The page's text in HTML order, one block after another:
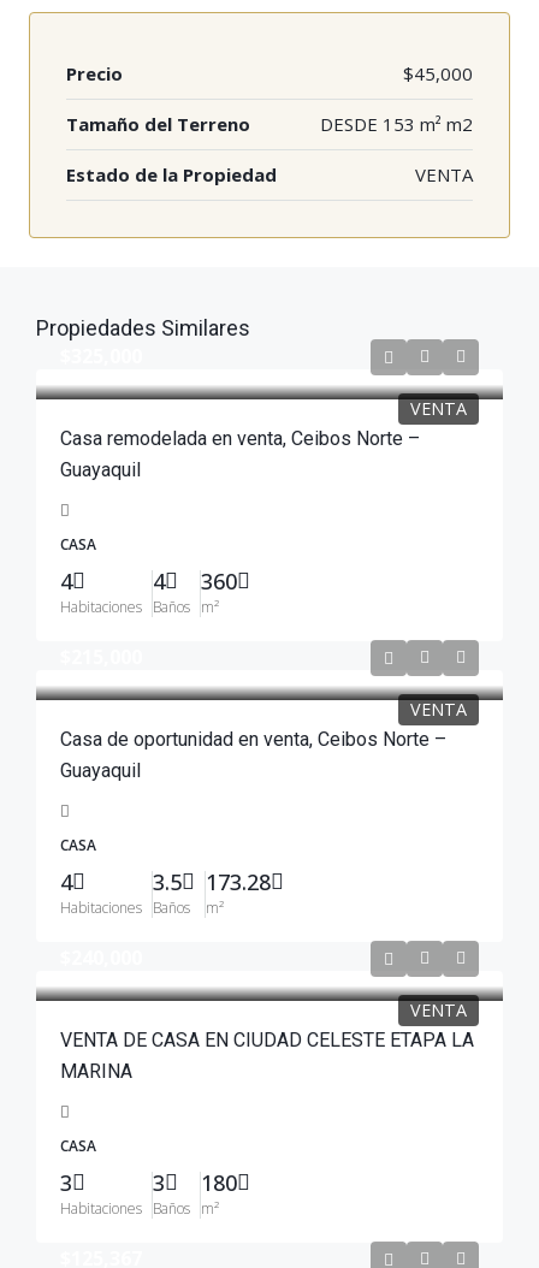
Precio $45,000
Tamaño del Terreno DESDE 153 m² m2
Estado de la Propiedad VENTA
Propiedades Similares
VENTA
Casa remodelada en venta, Ceibos Norte –
Guayaquil
CASA
4
Habitaciones
4
Baños
360
m²
VENTA
Casa de oportunidad en venta, Ceibos Norte –
Guayaquil
CASA
4
Habitaciones
3.5
Baños
173.28
m²
VENTA
VENTA DE CASA EN CIUDAD CELESTE ETAPA LA
MARINA
CASA
3
Habitaciones
3
Baños
180
m²